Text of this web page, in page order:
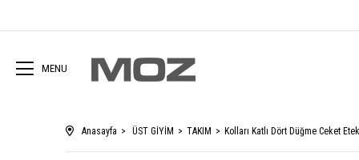
MENU
Anasayfa ÜST GİYİM TAKIM Kolları Katlı Dört Düğme Ceket